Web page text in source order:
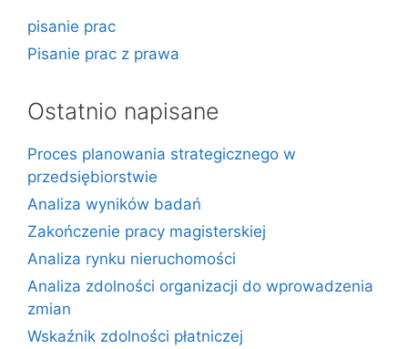
pisanie prac
Pisanie prac z prawa
Ostatnio napisane
Proces planowania strategicznego w
przedsiębiorstwie
Analiza wyników badań
Zakończenie pracy magisterskiej
Analiza rynku nieruchomości
Analiza zdolności organizacji do wprowadzenia
zmian
Wskaźnik zdolności płatniczej